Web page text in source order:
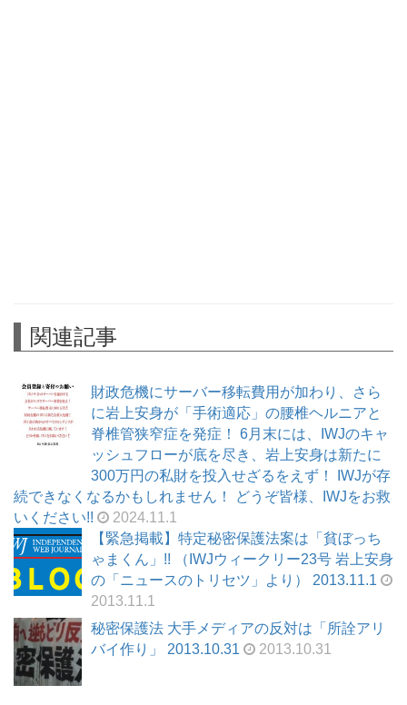
関連記事
財政危機にサーバー移転費用が加わり、さら
に岩上安身が「手術適応」の腰椎ヘルニアと
脊椎管狭窄症を発症！ 6月末には、IWJのキャ
ッシュフローが底を尽き、岩上安身は新たに
300万円の私財を投入せざるをえず！ IWJが存
続できなくなるかもしれません！ どうぞ皆様、IWJをお救
いください!!
2024.11.1
【緊急掲載】特定秘密保護法案は「貧ぼっち
ゃまくん」!! （IWJウィークリー23号 岩上安身
の「ニュースのトリセツ」より） 2013.11.1
2013.11.1
秘密保護法 大手メディアの反対は「所詮アリ
バイ作り」 2013.10.31
2013.10.31